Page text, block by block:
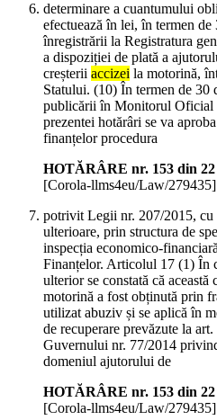
determinare a cuantumului
efectuează în lei, în termen
înregistrării la Registratura
a dispoziției de plată a
creșterii accizei la motorină,
Statului. (10) În termen de 30
publicării în Monitorul Oficial
prezentei hotărâri se va
finanțelor procedura
HOTĂRÂRE nr. 153 din
[Corola-llms4eu/Law/279435]
potrivit Legii nr. 207/2015,
ulterioare, prin structura de
inspecția economico-
Finanțelor. Articolul 17 (1) În
ulterior se constată că această
motorină a fost obținută prin
utilizat abuziv și se aplică în
de recuperare prevăzute la
Guvernului nr. 77/2014
domeniul ajutorului de
HOTĂRÂRE nr. 153 din
[Corola-llms4eu/Law/279435]